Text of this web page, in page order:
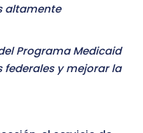
altamente
Programa Medicaid
y mejorar la